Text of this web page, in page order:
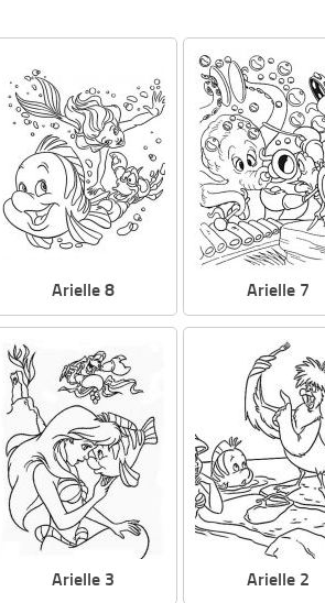
Arielle 8 Arielle 7
Arielle 3 Arielle 2